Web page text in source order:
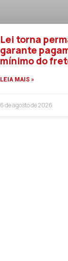
Lei torna
garante
mínimo do
LEIA MAIS »
6 de agosto de 2026